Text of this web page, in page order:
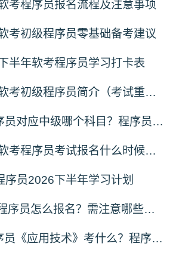
考程序员报名流程及注意事项
考初级程序员零基础备考建议
半年软考程序员学习打卡表
2026下半年软考初级程序员简介（考试重点+范围）
软考初级程序员对应中级哪个科目？程序员对应中级报考指南
2026下半年软考程序员考试报名什么时候开始？
序员2026下半年学习计划
2026下半年程序员怎么报名？需注意哪些问题？2026下半年程序员报名指南
软考初级程序员《应用技术》考什么？程序员应用技术科目考试内容